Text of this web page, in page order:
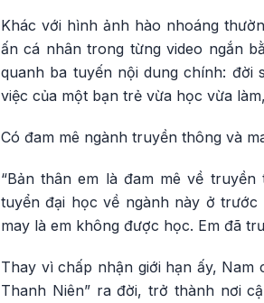
Khác với hình ảnh hào nhoáng
ấn cá nhân trong từng video ngắn
quanh ba tuyến nội dung chính: đời
việc của một bạn trẻ vừa học vừa
Có đam mê ngành truyền thông và
“Bản thân em là đam mê về
tuyển đại học về ngành này ở
may là em không được học. Em đã
Thay vì chấp nhận giới hạn ấy,
Thanh Niên” ra đời, trở thành nơi